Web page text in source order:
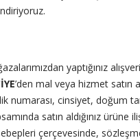
yaptığınız
’den mal veya hizmet satın
numarası, cinsiyet, doğum
satın aldığınız
çerçevesinde,